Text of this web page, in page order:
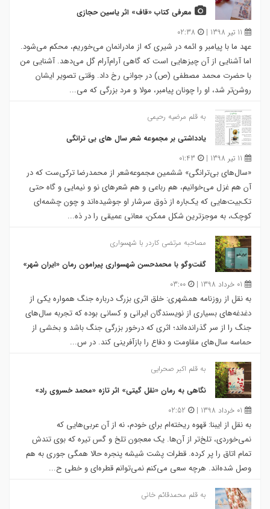
معرفی کتاب «قاف» اثر یاسین حجازی
عهد ما با پیامبر و ائمه در شیری که از مادرانمان می‌خوریم، محکم می‌شود.
اما آشنایی از آن چیزهایی است که گاهی آرام‌آرام گل می‌دهد. آشنایی من
با حضرت محمد مصطفی (ص) در جوانی رخ داد. وقتی تصویر ایشان
روشن‌تر شد، او را چونان پیامبر، مولا و مرد بزرگی که می...
به قلم مرضیه رحیمی
یادداشتی بر مجموعه شعر سال های بی ترانگی
«سال‌های بی‌ترانگی» ششمین مجموعه‌شعر از محمدرضا ترکی‌ست که در
آن هم غزل می‌خوانیم، هم رباعی و هم شعرهای نو و نیمایی و گاه حتی
تک‌بیت‌هایی که یک‌باره از ذوق سرشار او جوشیده‌اند و چون چشمه‌ای
کوچک، به موجزترین شکل ممکن، معانی عمیقی را در ذه...
مصاحبه مرتضی کاردر با شهسواری
گفت‌وگو با محمدحسن شهسواری پیرامون رمان «ایران شهر»
به نقل از روزنامه همشهری: خلق اثری بزرگ درباره جنگ همواره یکی از
دغدغه‌های بسیاری از نویسندگان ایرانی و کسانی بوده که تجربه سال‌های
جنگ را از سر گذرانده‌اند؛ اثری که درخور بزرگی جنگ باشد و بخشی از
حماسه سال‌های مقاومت و دفاع را بازآفرینی کند. در س...
به قلم اکبر صحرایی
نگاهی به رمان «نقل گیتی» اثر تازه «محمد خسروی راد»
به نقل از ایبنا: قهوه ریخته‌ام برای خودم، نه از آن عربی‌‌هایی که
نمی‌خوردی، تلخ‌تر از آن‌ها. یک معجون تلخ و گس تیره که بوی تندش
تمام اتاق را پر کرده. قطرات پشت شیشه‌ پنجره حالا همگی جوری به هم
وصل شده‌اند. هرچه سعی می‌کنم نمی‌توانم قطره‌ای و خطی ح...
به قلم محمدقائم خانی